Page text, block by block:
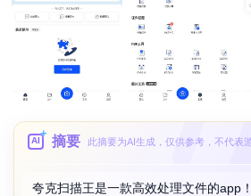
AI 摘要 此摘要为AI生成，仅供参考，不代表
夸克扫描王是一款高效处理文件的app！